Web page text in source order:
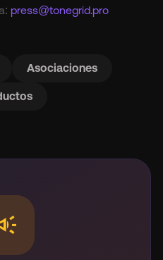
press@tonegrid.pro
Asociaciones